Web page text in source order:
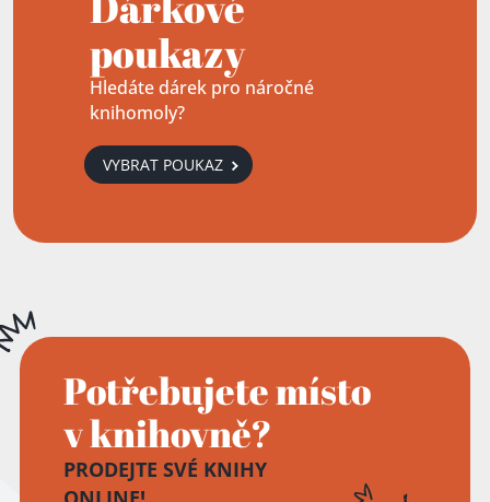
poukazy
Hledáte dárek pro náročné
knihomoly?
VYBRAT POUKAZ
Potřebujete místo
v knihovně?
PRODEJTE SVÉ KNIHY